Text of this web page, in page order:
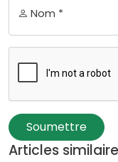
Nom *
Soumettre
Articles